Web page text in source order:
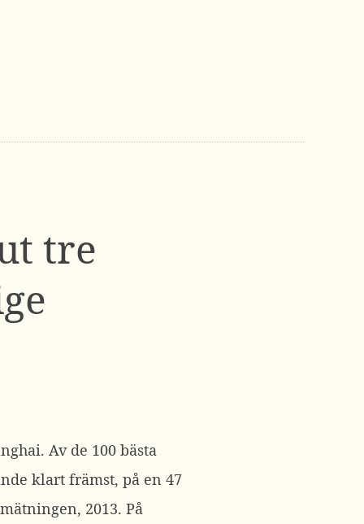
tre
Av de 100 bästa
klart främst, på en 47
2013. På